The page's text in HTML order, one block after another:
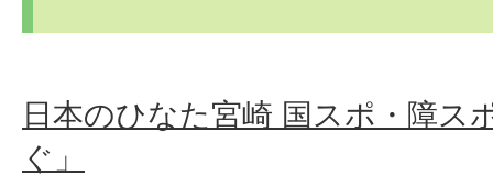
日本のひなた宮崎 国スポ・障ス
ぐ」